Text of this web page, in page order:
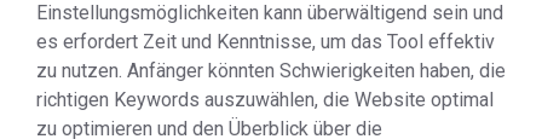
Einstellungsmöglichkeiten kann überwältigend sein und
es erfordert Zeit und Kenntnisse, um das Tool effektiv
zu nutzen. Anfänger könnten Schwierigkeiten haben, die
richtigen Keywords auszuwählen, die Website optimal
zu optimieren und den Überblick über die